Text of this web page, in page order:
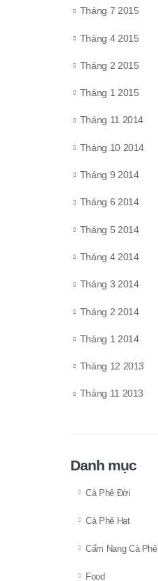
Tháng 7 2015
Tháng 4 2015
Tháng 2 2015
Tháng 1 2015
Tháng 11 2014
Tháng 10 2014
Tháng 9 2014
Tháng 6 2014
Tháng 5 2014
Tháng 4 2014
Tháng 3 2014
Tháng 2 2014
Tháng 1 2014
Tháng 12 2013
Tháng 11 2013
Danh mục
Cà Phê Đời
Cà Phê Hạt
Cẩm Nang Cà Phê
Food